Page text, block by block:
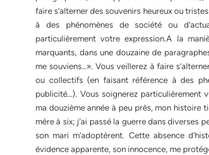
faire s’alterner des souvenirs heureux ou
à des phénomènes de société ou
particulièrement votre expression.A la
marquants, dans une douzaine de
me souviens…». Vous veillerez à faire
ou collectifs (en faisant référence à des
publicité…). Vous soignerez particulièrement
ma douzième année à peu près, mon histoire
mère à six; j’ai passé la guerre dans diverses
son mari m’adoptèrent. Cette absence
évidence apparente, son innocence, me